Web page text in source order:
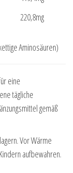
220,8mg
Aminosäuren)
eine
tägliche
gemäß
Vor Wärme
aufbewahren.